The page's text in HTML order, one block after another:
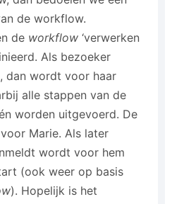
de workflow.
de workflow ‘verwerken
Als bezoeker
dan wordt voor haar
alle stappen van de
worden uitgevoerd. De
Marie. Als later
wordt voor hem
(ook weer op basis
). Hopelijk is het